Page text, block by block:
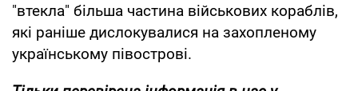
"втекла" більша частина військових кораблів,
які раніше дислокувалися на захопленому
українському півострові.